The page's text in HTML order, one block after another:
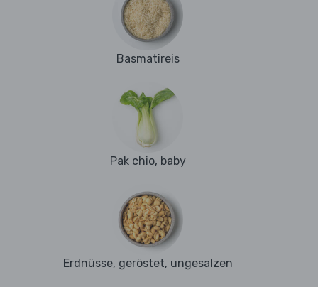
Basmatireis
Pak chio, baby
Erdnüsse, geröstet, ungesalzen